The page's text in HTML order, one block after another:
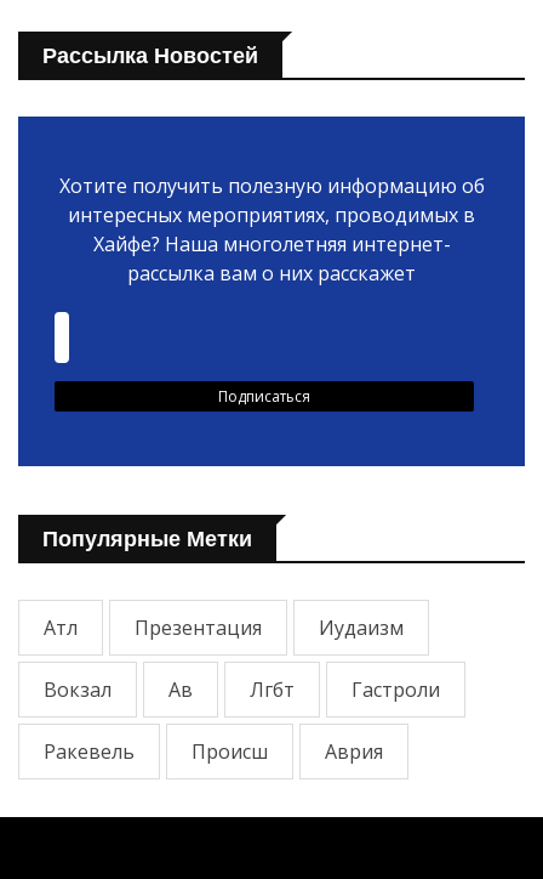
Рассылка Новостей
Хотите получить полезную информацию об
интересных мероприятиях, проводимых в
Хайфе? Наша многолетняя интернет-
рассылка вам о них расскажет
Популярные Метки
Атл Презентация Иудаизм
Вокзал Ав Лгбт Гастроли
Ракевель Происш Аврия